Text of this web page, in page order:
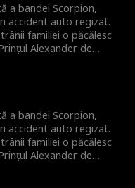
a bandei Scorpion,
accident auto regizat.
familiei o păcălesc
Alexander de
scântei. Niciunul
este de fapt
Cathy, pe care l-au
a bandei Scorpion,
accident auto regizat.
familiei o păcălesc
Alexander de